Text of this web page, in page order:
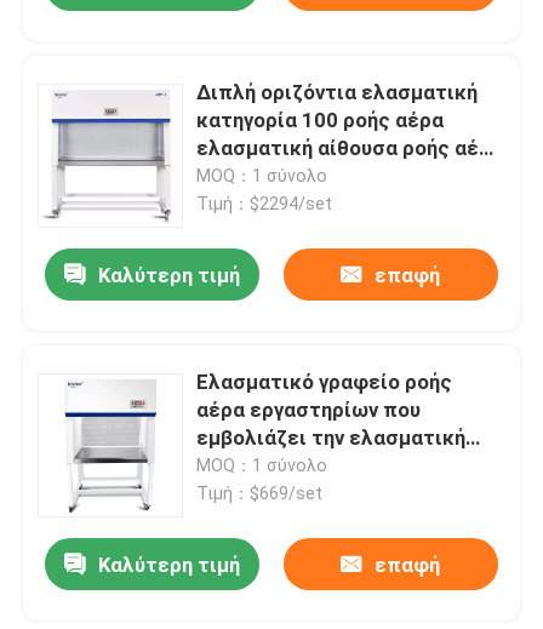
Διπλή οριζόντια ελασματική
κατηγορία 100 ροής αέρα
ελασματική αίθουσα ροής αέρα
HEPA
MOQ：1 σύνολο
Τιμή：$2294/set
Καλύτερη τιμή επαφή
Ελασματικό γραφείο ροής
αέρα εργαστηρίων που
εμβολιάζει την ελασματική
κουκούλα ροής βρόχων
οριζόντια
MOQ：1 σύνολο
Τιμή：$669/set
Καλύτερη τιμή επαφή